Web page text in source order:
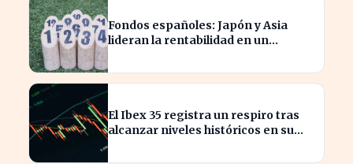
Fondos españoles: Japón y Asia
lideran la rentabilidad en un
El Ibex 35 registra un respiro tras
alcanzar niveles históricos en su